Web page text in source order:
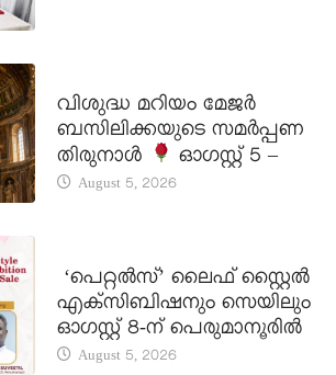
വിശുദ്ധ മറിയം മേജർ
ബസിലിക്കയുടെ സമർപ്പണ
തിരുനാൾ
ഓഗസ്റ്റ് 5 –
August 5, 2026
‘പെറ്റൽസ്’ ലൈഫ് സ്റ്റൈൽ
എക്സിബിഷനും സെയിലും
ഓഗസ്റ്റ് 8-ന് പെരുമാനൂരിൽ
August 5, 2026